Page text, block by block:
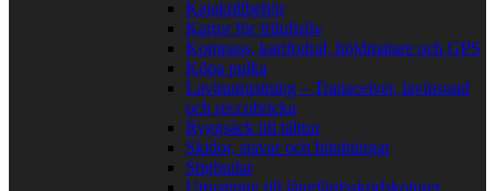
Kajaktillbehör
Kartor för friluftsliv
Kompass, kartfodral, höjdmätare och GPS
Köpa pulka
Lavinutrustning – Transceiver, lavinsond
och reccobricka
Ryggsäck till tälttur
Skidor, stavar och bindningar
Stighudar
Utrustning till långfärdsskridskoturer